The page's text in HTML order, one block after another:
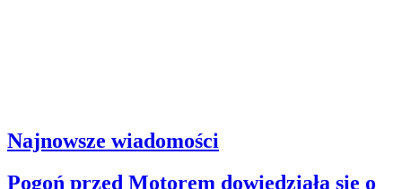
Najnowsze wiadomości
Pogoń przed Motorem dowiedziała się o